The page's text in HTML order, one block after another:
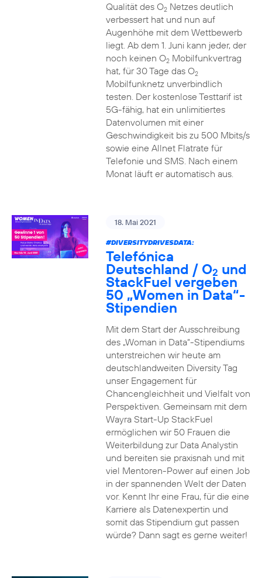
Qualität des O2Netzes deutlich
verbessert hat und nun auf
Augenhöhe mit dem Wettbewerb
liegt. Ab dem 1. Juni kann jeder, der
noch keinen O2Mobilfunkvertrag
hat, für 30 Tage das O2
Mobilfunknetz unverbindlich
testen. Der kostenlose Testtarif ist
5G-fähig, hat ein unlimitiertes
Datenvolumen mit einer
Geschwindigkeit bis zu 500 Mbits/s
sowie eine Allnet Flatrate für
Telefonie und SMS. Nach einem
Monat läuft er automatisch aus.
18. Mai 2021
#DIVERSITYDRIVESDATA:
Telefónica
Deutschland / O2 und
StackFuel vergeben
50 „Women in Data“-
Stipendien
Mit dem Start der Ausschreibung
des „Woman in Data“-Stipendiums
unterstreichen wir heute am
deutschlandweiten Diversity Tag
unser Engagement für
Chancengleichheit und Vielfalt von
Perspektiven. Gemeinsam mit dem
Wayra Start-Up StackFuel
ermöglichen wir 50 Frauen die
Weiterbildung zur Data Analystin
und bereiten sie praxisnah und mit
viel Mentoren-Power auf einen Job
in der spannenden Welt der Daten
vor. Kennt Ihr eine Frau, für die eine
Karriere als Datenexpertin und
somit das Stipendium gut passen
würde? Dann sagt es gerne weiter!